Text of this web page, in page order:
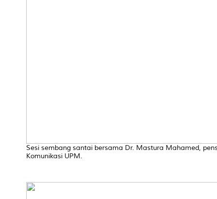
Sesi sembang santai bersama Dr. Mastura Mahamed,
Komunikasi UPM.